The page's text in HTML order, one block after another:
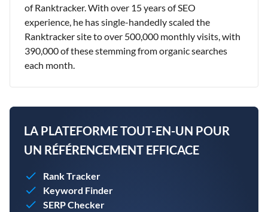
of Ranktracker. With over 15 years of SEO
experience, he has single-handedly scaled the
Ranktracker site to over 500,000 monthly visits, with
390,000 of these stemming from organic searches
each month.
LA PLATEFORME TOUT-EN-UN POUR
UN RÉFÉRENCEMENT EFFICACE
Rank Tracker
Keyword Finder
SERP Checker